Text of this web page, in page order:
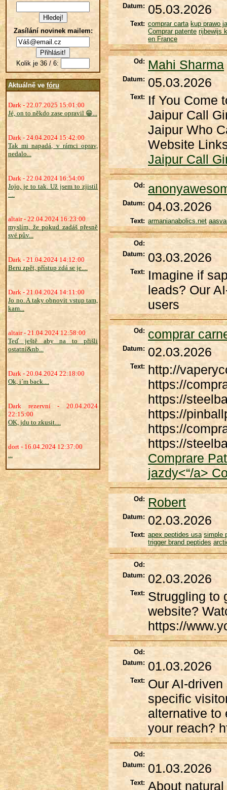
Zasílání novinek mailem:
Kolik je 36 / 6:
Aktuálně ve fóru
Dark - 22.07.2025 15:01:00
Jé, on to někdo zase opravil 😁...
Dark - 24.04.2024 15:42:00
Tak mi napadá, v rámci oprav,
nedalo...
Dark - 22.04.2024 16:54:00
Jojo, je to tak. Už jsem to zjistil
:...
altair - 22.04.2024 16:23:00
myslím, že pokud zadáš přesně
své pův...
Dark - 21.04.2024 14:12:00
Beru zpět, přístup zdá se je....
Dark - 21.04.2024 14:11:00
Jo no. A taky obnovit vstup tam,
kam...
altair - 21.04.2024 12:58:00
Teď ještě aby na to přišli
ostatní&nb...
Dark - 20.04.2024 22:18:00
Ok, i´m back....
Dark rezervní - 20.04.2024
22:15:00
OK, jdu to zkusit....
dort - 16.04.2024 12:37:00
...
Datum: 05.03.2026
Text: comprar carta kup prawo
Comprar patente rijbewijs
en France
Od: Mahi Sharma
Datum: 05.03.2026
Text: If You Come
Jaipur Call
Jaipur Who
Website
Jaipur Call
Od:
Datum: 04.03.2026
Text: armanianabolics.net
Od:
Datum: 03.03.2026
Text: Imagine if
leads? Our
users
Od: comprar
Datum: 02.03.2026
Text: http://
https://
https://
https://
https://
https://
Comprare
jazdy<“/a>
Od: Robert
Datum: 02.03.2026
Text: apex peptides usa simple
trigger brand peptides
Od:
Datum: 02.03.2026
Text: Struggling to
website?
https://
Od:
Datum: 01.03.2026
Text: Our AI-
specific
alternative to
your reach?
Od:
Datum: 01.03.2026
Text: About